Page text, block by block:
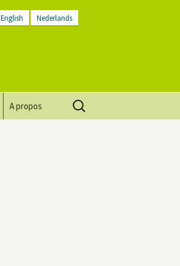
English Nederlands
A propos
Rechercher :